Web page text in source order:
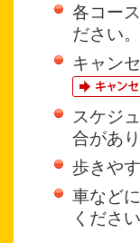
各コー
ださい。
キャン
スケジ
合があり
歩きや
車など
ください